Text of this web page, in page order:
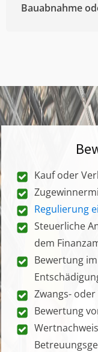
Bauabnahme
Kauf oder
Regulierung
Steuerliche
dem
Bewertung
Zwangs-
Bewertung